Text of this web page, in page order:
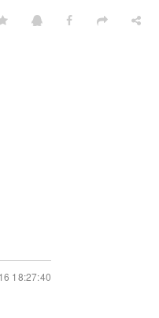
18:27:40